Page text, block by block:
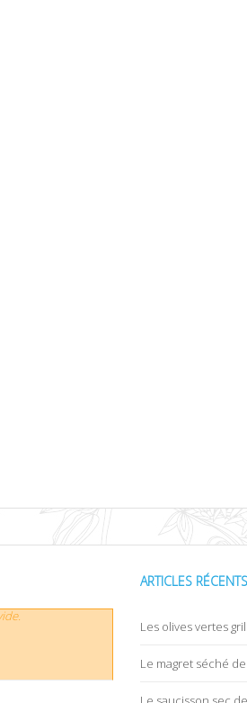
ARTICLES RÉCENTS
Les olives vertes
Le magret séché